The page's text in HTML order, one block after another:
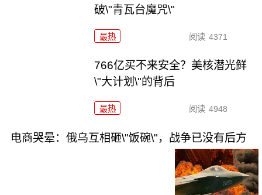
破\"青瓦台魔咒\"
最热 阅读 4371
766亿买不来安全？美核潜光鲜
\"大计划\"的背后
最热 阅读 4948
电商哭晕：俄乌互相砸\"饭碗\"，战争已没有后方